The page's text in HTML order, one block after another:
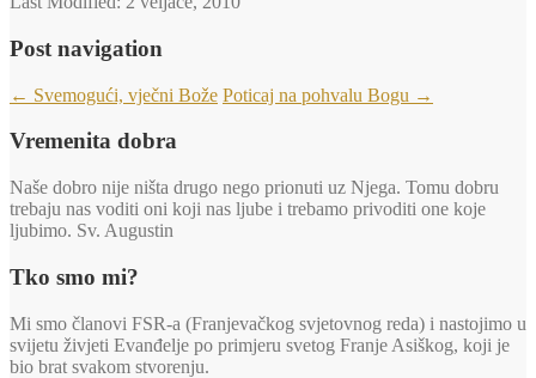
Post navigation
← Svemogući, vječni Bože Poticaj na pohvalu Bogu →
Vremenita dobra
Naše dobro nije ništa drugo nego prionuti uz Njega. Tomu dobru
trebaju nas voditi oni koji nas ljube i trebamo privoditi one koje
ljubimo. Sv. Augustin
Tko smo mi?
Mi smo članovi FSR-a (Franjevačkog svjetovnog reda) i nastojimo u
svijetu živjeti Evanđelje po primjeru svetog Franje Asiškog, koji je
bio brat svakom stvorenju.